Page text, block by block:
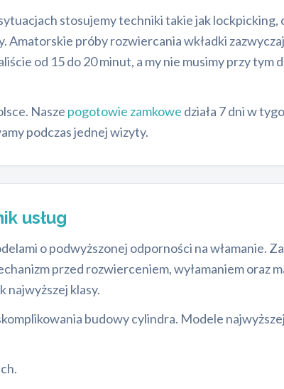
stosujemy techniki takie jak lockpicking,
próby rozwiercania wkładki
od 15 do 20 minut, a my nie musimy przy tym
Nasze pogotowie zamkowe działa 7 dni w
podczas jednej wizyty.
usług
o podwyższonej odporności na włamanie.
przed rozwierceniem, wyłamaniem oraz
najwyższej klasy.
budowy cylindra. Modele